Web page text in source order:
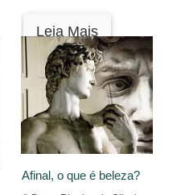
Leia Mais
Afinal, o que é beleza?